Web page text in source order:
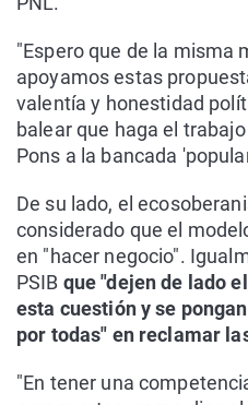
"Espero que de la misma
apoyamos estas
valentía y honestidad
balear que haga el
Pons a la bancada
De su lado, el
considerado que el
en "hacer negocio".
PSIB que "dejen de lado
esta cuestión y se
por todas" en reclamar
"En tener una